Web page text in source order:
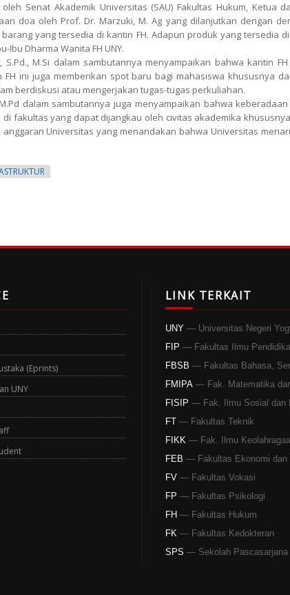
Senat Akademik Universitas (SAU) Fakultas Hukum,
doa oleh Prof. Dr. Marzuki, M. Ag yang dilanjutkan dengan
yang tersedia di kantin FH. Adapun produk yang tersedia
Dharma Wanita FH UNY.
S.Pd., M.Si dalam sambutannya menyampaikan bahwa kantin
ini juga memberikan spot baru bagi mahasiswa khususnya
berdiskusi atau mengerjakan tugas-tugas perkuliahan.
dalam sambutannya juga menyampaikan bahwa
fakultas yang dapat dijangkau oleh civitas akademika
Universitas yang menandakan bahwa Universitas
(Eprints)
UNY
LINK TERKAIT
UNY — Universitas Negeri
FIP — Fakultas Ilmu
FBSB — Fakultas Bahasa,
FMIPA — Fak. Matematika
FISIP — Fak. Ilmu Sosial dan
FT — Fakultas Teknik
FIKK — Fak. Ilmu
FEB — Fakultas Ekonomi dan
FV — Fakultas Vokasi
FP — Fakultas Psikologi
FH — Fakultas Hukum
FK — Fakultas Kedokteran
SPS — Sekolah Pascasarjana